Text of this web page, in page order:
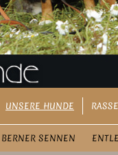
UNSERE HUNDE
BERNER SENNEN